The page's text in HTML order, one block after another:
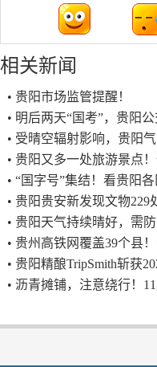
相关新闻
• 贵阳市场监管提醒！
• 明后两天“国考”，贵阳
• 受晴空辐射影响，贵阳
• 贵阳又多一处旅游景点
• “国字号”集结！看贵阳
• 贵阳贵安新发现文物229
• 贵阳天气持续晴好，需
• 贵州高铁网覆盖39个县
• 贵阳精酿TripSmith斩获
• 沥青摊铺，注意绕行！